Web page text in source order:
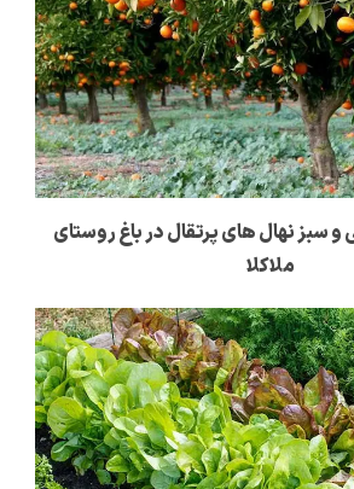
و سبز نهال های پرتقال در باغ روستای
ملاکلا